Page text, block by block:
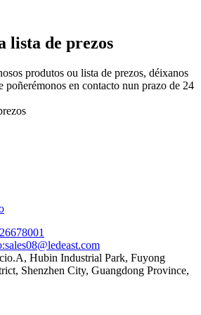
lista de prezos
produtos ou lista de prezos, déixanos
poñerémonos en contacto nun prazo de 24
sales08@ledeast.com
Hubin Industrial Park, Fuyong
Shenzhen City, Guangdong Province,